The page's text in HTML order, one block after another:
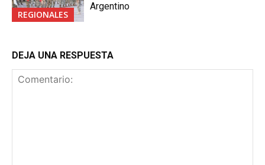
REGIONALES
Argentino
DEJA UNA RESPUESTA